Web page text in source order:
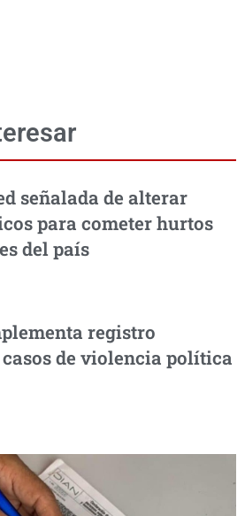
señalada de alterar
para cometer hurtos
del país
registro
de violencia política